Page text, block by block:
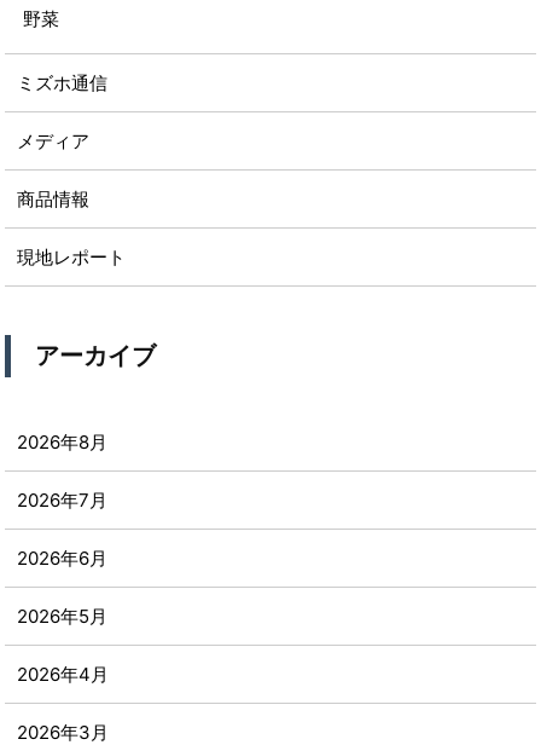
野菜
ミズホ通信
メディア
商品情報
現地レポート
アーカイブ
2026年8月
2026年7月
2026年6月
2026年5月
2026年4月
2026年3月